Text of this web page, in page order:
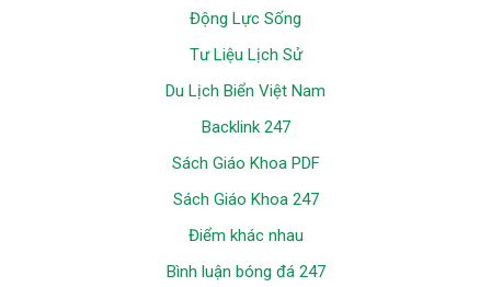
Động Lực Sống
Tư Liệu Lịch Sử
Du Lịch Biển Việt Nam
Backlink 247
Sách Giáo Khoa PDF
Sách Giáo Khoa 247
Điểm khác nhau
Bình luận bóng đá 247